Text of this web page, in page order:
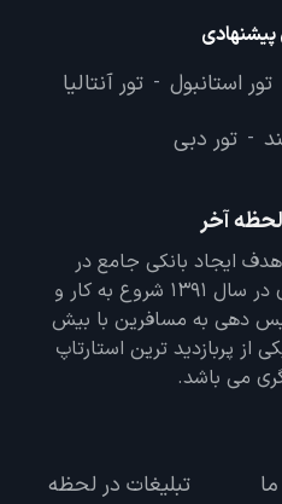
پیشنهادی
تور استانبول - تور آنتالیا
- تور دبی
لحظه آخر
ایجاد بانکی جامع در
تمامی زمینه های گردشگری در سال 1391 شروع به کار و
سال سرویس دهی به مسافرین با بیش
از پربازدید ترین استارتاپ
می باشد.
تبلیغات در لحظه